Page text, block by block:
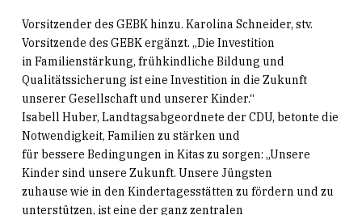
Vorsitzender des GEBK hinzu. Karolina Schneider, stv.
Vorsitzende des GEBK ergänzt. „Die Investition
in Familienstärkung, frühkindliche Bildung und
Qualitätssicherung ist eine Investition in die Zukunft
unserer Gesellschaft und unserer Kinder.“
Isabell Huber, Landtagsabgeordnete der CDU, betonte die
Notwendigkeit, Familien zu stärken und
für bessere Bedingungen in Kitas zu sorgen: „Unsere
Kinder sind unsere Zukunft. Unsere Jüngsten
zuhause wie in den Kindertagesstätten zu fördern und zu
unterstützen, ist eine der ganz zentralen